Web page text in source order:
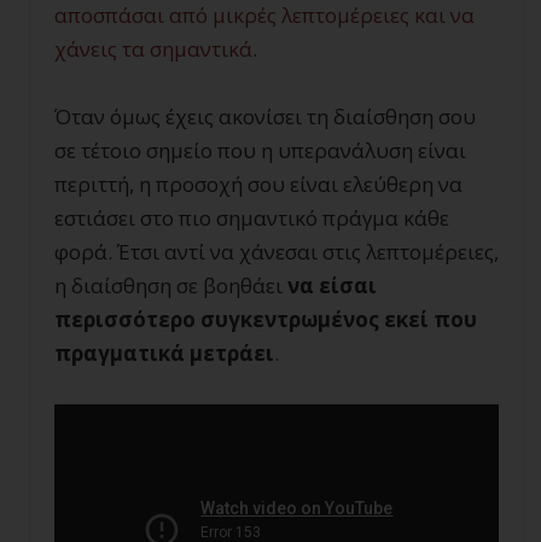
αποσπάσαι από μικρές λεπτομέρειες και να
χάνεις τα σημαντικά.
Όταν όμως έχεις ακονίσει τη διαίσθηση σου
σε τέτοιο σημείο που η υπερανάλυση είναι
περιττή, η προσοχή σου είναι ελεύθερη να
εστιάσει στο πιο σημαντικό πράγμα κάθε
φορά. Έτσι αντί να χάνεσαι στις λεπτομέρειες,
η διαίσθηση σε βοηθάεινα είσαι
περισσότερο συγκεντρωμένος εκεί που
πραγματικά μετράει.